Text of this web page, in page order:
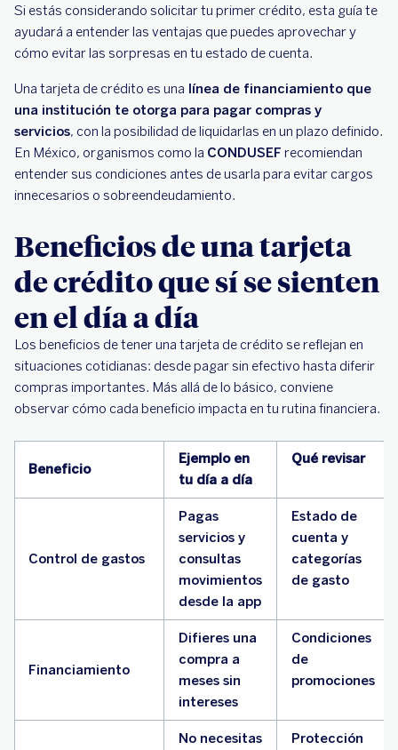
Si estás considerando solicitar tu primer crédito, esta guía te
ayudará a entender las ventajas que puedes aprovechar y
cómo evitar las sorpresas en tu estado de cuenta.
Una tarjeta de crédito es una línea de financiamiento que
una institución te otorga para pagar compras y
servicios, con la posibilidad de liquidarlas en un plazo definido.
En México, organismos como la CONDUSEF recomiendan
entender sus condiciones antes de usarla para evitar cargos
innecesarios o sobreendeudamiento.
Beneficios de una tarjeta
de crédito que sí se sienten
en el día a día
Los beneficios de tener una tarjeta de crédito se reflejan en
situaciones cotidianas: desde pagar sin efectivo hasta diferir
compras importantes. Más allá de lo básico, conviene
observar cómo cada beneficio impacta en tu rutina financiera.
Beneficio
Ejemplo en
tu día a día
Qué revisar
Control de gastos
Pagas
servicios y
consultas
movimientos
desde la app
Estado de
cuenta y
categorías
de gasto
Financiamiento
Difieres una
compra a
meses sin
intereses
Condiciones
de
promociones
No necesitas
Protección